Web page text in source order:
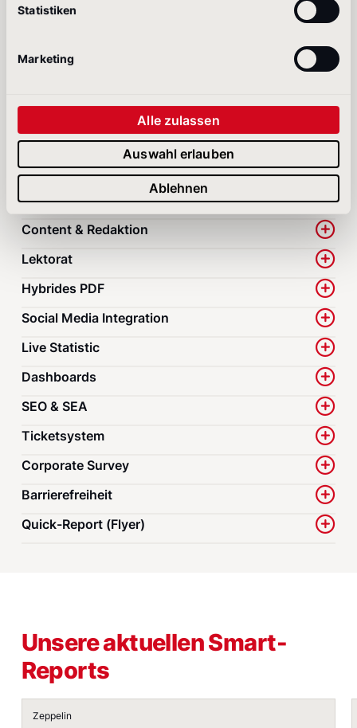
Statistiken
Marketing
Alle zulassen
Auswahl erlauben
Ablehnen
IR Chatbot
Domainmanagement
Analyse & Monitoring
Printbericht
Content & Redaktion
Lektorat
Hybrides PDF
Social Media Integration
Live Statistic
Dashboards
SEO & SEA
Ticketsystem
Corporate Survey
Barrierefreiheit
Quick-Report (Flyer)
Unsere aktuellen Smart-
Reports
Von Daten zu Taten: Zeppelins digitaler
Zeppelin